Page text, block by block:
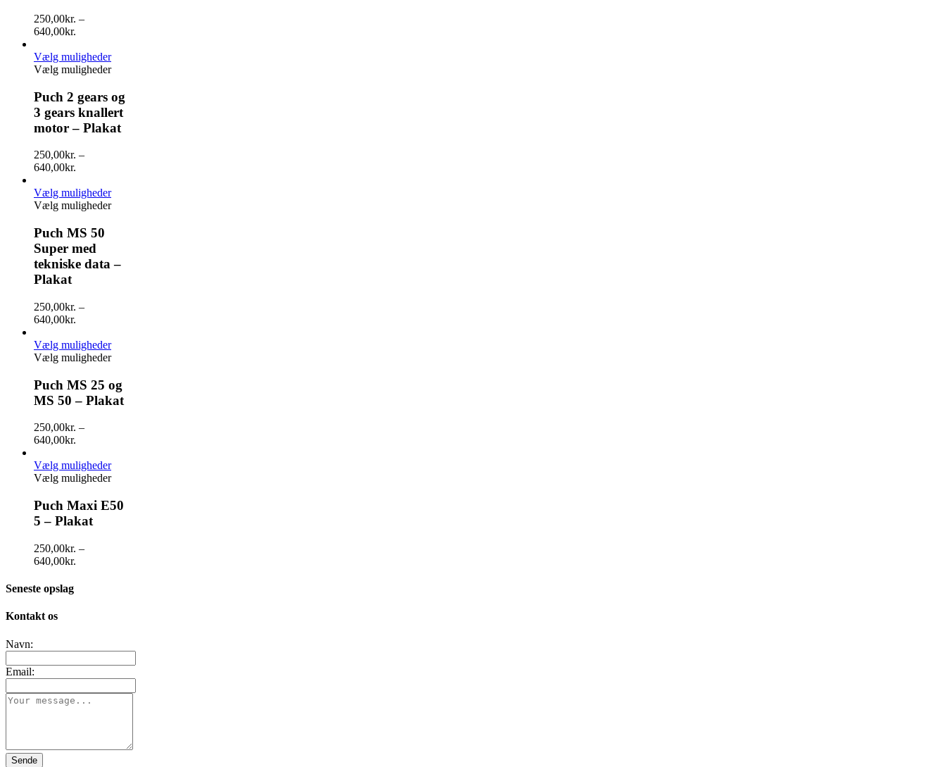
250,00kr. –
640,00kr.
Vælg muligheder
Vælg muligheder
Puch 2 gears og
3 gears knallert
motor – Plakat
250,00kr. –
640,00kr.
Vælg muligheder
Vælg muligheder
Puch MS 50
Super med
tekniske data –
Plakat
250,00kr. –
640,00kr.
Vælg muligheder
Vælg muligheder
Puch MS 25 og
MS 50 – Plakat
250,00kr. –
640,00kr.
Vælg muligheder
Vælg muligheder
Puch Maxi E50
5 – Plakat
250,00kr. –
640,00kr.
Seneste opslag
Kontakt os
Navn:
Email:
Sende